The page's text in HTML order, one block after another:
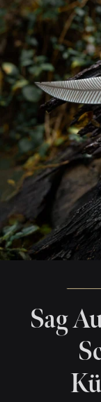
Sag